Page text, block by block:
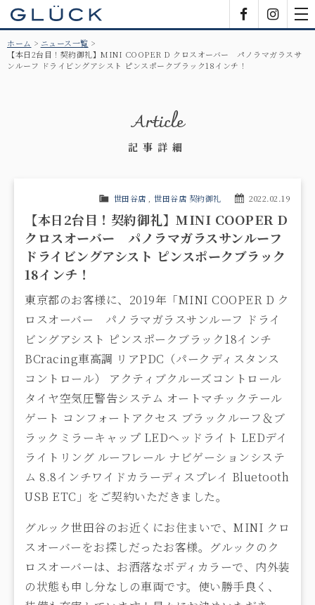
ホーム
ニュース一覧
【本日2台目！契約御礼】MINI COOPER D クロスオーバー パノラマガラスサ
ンルーフ ドライビングアシスト ピンスポークブラック18インチ！
Article
記事詳細
2022.02.19
世田谷店 世田谷店 契約御礼
【本日2台目！契約御礼】MINI COOPER D
クロスオーバー パノラマガラスサンルーフ
ドライビングアシスト ピンスポークブラック
18インチ！
東京都のお客様に、2019年「MINI COOPER D ク
ロスオーバー パノラマガラスサンルーフ ドライ
ビングアシスト ピンスポークブラック18インチ
BCracing車高調 リアPDC（パークディスタンス
コントロール） アクティブクルーズコントロール
タイヤ空気圧警告システム オートマチックテール
ゲート コンフォートアクセス ブラックルーフ＆ブ
ラックミラーキャップ LEDヘッドライト LEDデイ
ライトリング ルーフレール ナビゲーションシステ
ム 8.8インチワイドカラーディスプレイ Bluetooth
USB ETC」をご契約いただきました。
グルック世田谷のお近くにお住まいで、MINI クロ
スオーバーをお探しだったお客様。グルックのク
ロスオーバーは、お洒落なボディカラーで、内外装
の状態も申し分なしの車両です。使い勝手良く、